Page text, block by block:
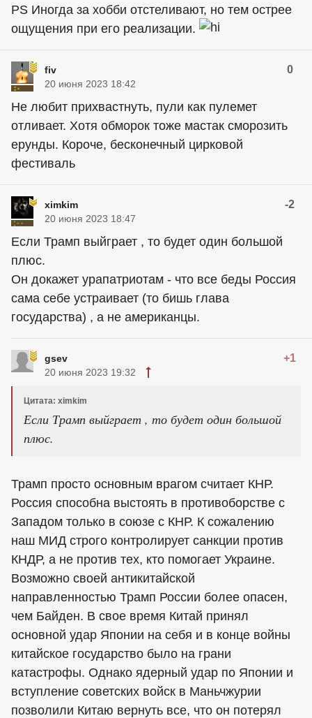
PS Иногда за хобби отстеливают, но тем острее
ощущения при его реализации.
fiv 0
20 июня 2023 18:42
Не любит прихвастнуть, пули как пулемет
отливает. Хотя обморок тоже мастак сморозить
ерунды. Короче, бесконечный цирковой
фестиваль
ximkim -2
20 июня 2023 18:47
Если Трамп выйграет , то будет один большой
плюс.
Он докажет урапатриотам - что все беды Россия
сама себе устраивает (то бишь глава
государства) , а не американцы.
gsev +1
20 июня 2023 19:32
Цитата: ximkim
Если Трамп выйграет , то будет один большой
плюс.
Трамп просто основным врагом считает КНР.
Россия способна выстоять в противоборстве с
Западом только в союзе с КНР. К сожалению
наш МИД строго контролирует санкции против
КНДР, а не против тех, кто помогает Украине.
Возможно своей антикитайской
направленностью Трамп России более опасен,
чем Байден. В свое время Китай принял
основной удар Японии на себя и в конце войны
китайское государство было на грани
катастрофы. Однако ядерный удар по Японии и
вступление советских войск в Маньчжурии
позволили Китаю вернуть все, что он потерял